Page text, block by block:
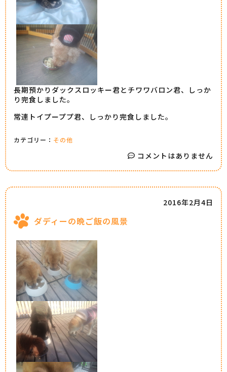
長期預かりダックスロッキー君とチワワバロン君、しっか
り完食しました。
常連トイプーププ君、しっかり完食しました。
カテゴリー： その他
コメントはありません
ダディーの晩ご飯の風景
2016年2月4日